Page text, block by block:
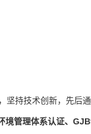
坚持技术创新，先后
境管理体系认证、